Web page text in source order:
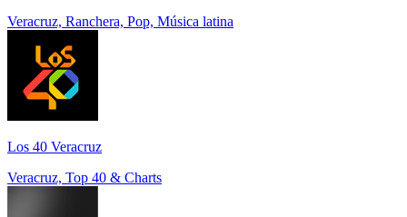
Veracruz, Ranchera, Pop, Música latina
Los 40 Veracruz
Veracruz, Top 40 & Charts